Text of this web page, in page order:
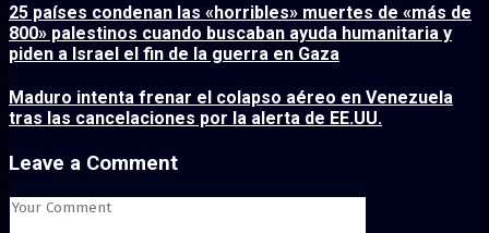
25 países condenan las «horribles» muertes de «más de
800» palestinos cuando buscaban ayuda humanitaria y
piden a Israel el fin de la guerra en Gaza
Maduro intenta frenar el colapso aéreo en Venezuela
tras las cancelaciones por la alerta de EE.UU.
Leave a Comment